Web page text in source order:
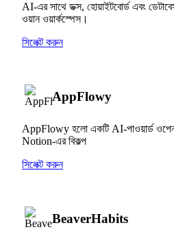
AI-এর সাথে ডক্স, হোয়াইটবোর্ড এবং
ওয়ান ওয়ার্কস্পেস।
সিলেক্ট করুন
AppFlowy
AppFlowy হলো একটি AI-পাওয়ার্ড
Notion-এর বিকল্প
সিলেক্ট করুন
BeaverHabits